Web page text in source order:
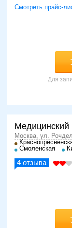
Смотреть прайс-
Для
Медицинский
Москва, ул.
Смоленская
4 отзыва